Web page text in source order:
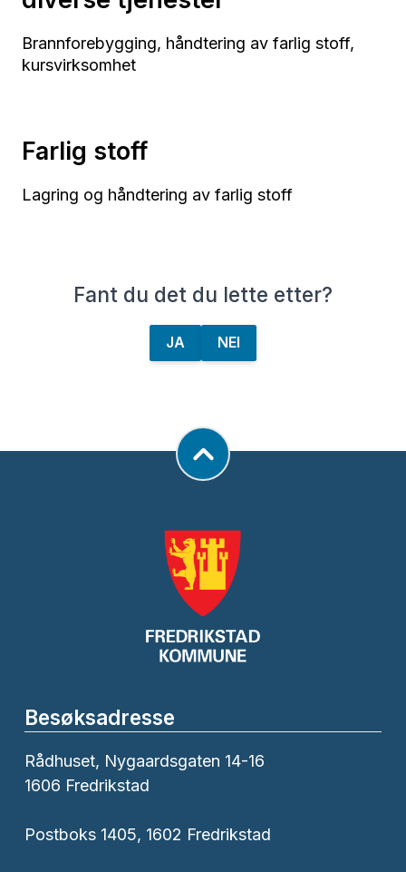
Brannforebygging, håndtering av farlig stoff,
kursvirksomhet
Farlig stoff
Lagring og håndtering av farlig stoff
Fant du det du lette etter?
JA NEI
Besøksadresse
Rådhuset, Nygaardsgaten 14-16
1606 Fredrikstad
Postboks 1405, 1602 Fredrikstad